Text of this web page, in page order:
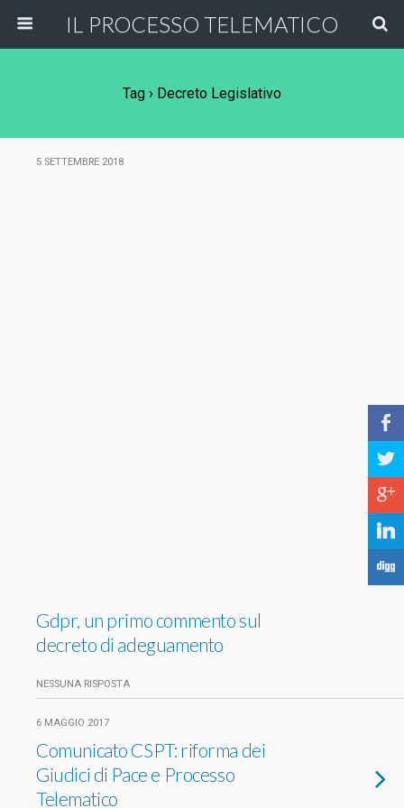
IL PROCESSO TELEMATICO
Tag › Decreto Legislativo
5 SETTEMBRE 2018
Gdpr, un primo commento sul
decreto di adeguamento
NESSUNA RISPOSTA
6 MAGGIO 2017
Comunicato CSPT: riforma dei
Giudici di Pace e Processo
Telematico
b
a
c
j
F